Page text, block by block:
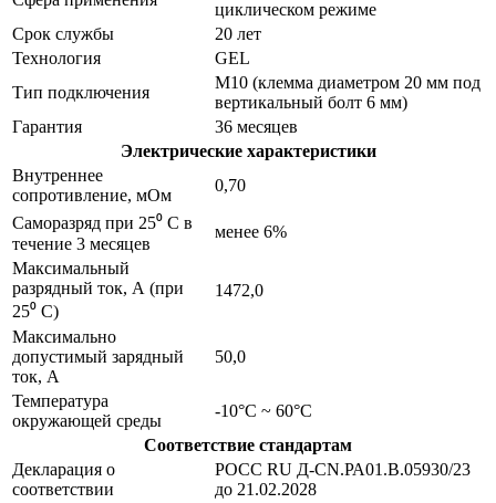
циклическом режиме
Срок службы
20 лет
Технология
GEL
Тип подключения
M10 (клемма диаметром 20 мм под
вертикальный болт 6 мм)
Гарантия
36 месяцев
Электрические характеристики
Внутреннее
сопротивление, мОм
0,70
Саморазряд при 25⁰ С в
течение 3 месяцев
менее 6%
Максимальный
разрядный ток, А (при
25⁰ С)
1472,0
Максимально
допустимый зарядный
ток, А
50,0
Температура
окружающей среды
-10°C ~ 60°C
Соответствие стандартам
Декларация о
соответствии
РОСС RU Д-CN.РА01.В.05930/23
до 21.02.2028